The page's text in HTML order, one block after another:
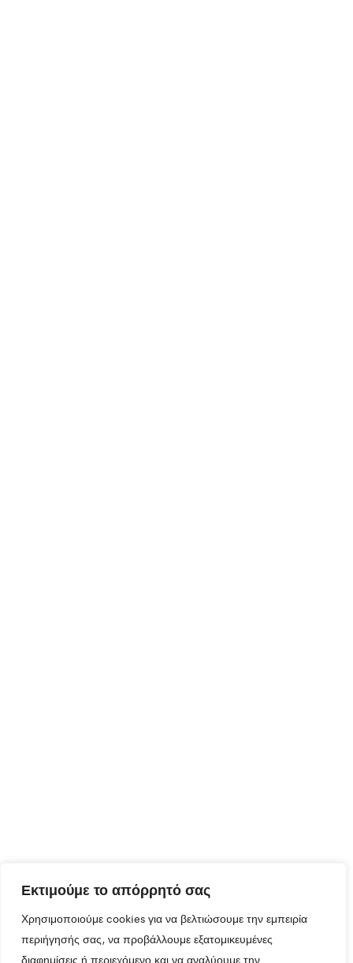
Εκτιμούμε το απόρρητό σας
Χρησιμοποιούμε cookies για να βελτιώσουμε την εμπειρία
περιήγησής σας, να προβάλλουμε εξατομικευμένες
διαφημίσεις ή περιεχόμενο και να αναλύουμε την